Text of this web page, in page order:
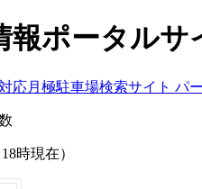
報ポータル
応月極駐車場検索サイト パ
時現在）